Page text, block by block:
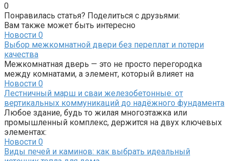
0
Понравилась статья? Поделиться с друзьями:
Вам также может быть интересно
Новости 0
Выбор межкомнатной двери без переплат и потери
качества
Межкомнатная дверь — это не просто перегородка
между комнатами, а элемент, который влияет на
Новости 0
Лестничный марш и сваи железобетонные: от
вертикальных коммуникаций до надёжного фундамента
Любое здание, будь то жилая многоэтажка или
промышленный комплекс, держится на двух ключевых
элементах:
Новости 0
Виды печей и каминов: как выбрать идеальный